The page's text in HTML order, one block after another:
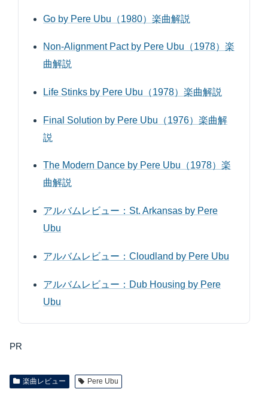
Go by Pere Ubu（1980）楽曲解説
Non-Alignment Pact by Pere Ubu（1978）楽
曲解説
Life Stinks by Pere Ubu（1978）楽曲解説
Final Solution by Pere Ubu（1976）楽曲解
説
The Modern Dance by Pere Ubu（1978）楽
曲解説
アルバムレビュー：St. Arkansas by Pere
Ubu
アルバムレビュー：Cloudland by Pere Ubu
アルバムレビュー：Dub Housing by Pere
Ubu
PR
楽曲レビュー Pere Ubu